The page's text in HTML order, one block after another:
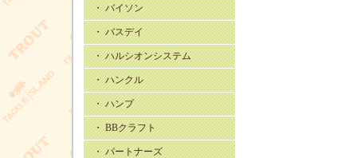
・ バイソン
・ バスデイ
・ ハルシオンシステム
・ ハンクル
・ ハンプ
・ BBクラフト
・ パートナーズ